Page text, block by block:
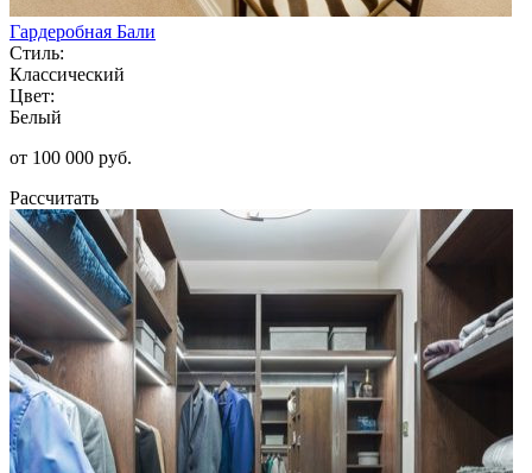
Гардеробная Бали
Стиль:
Классический
Цвет:
Белый
от 100 000 руб.
Рассчитать